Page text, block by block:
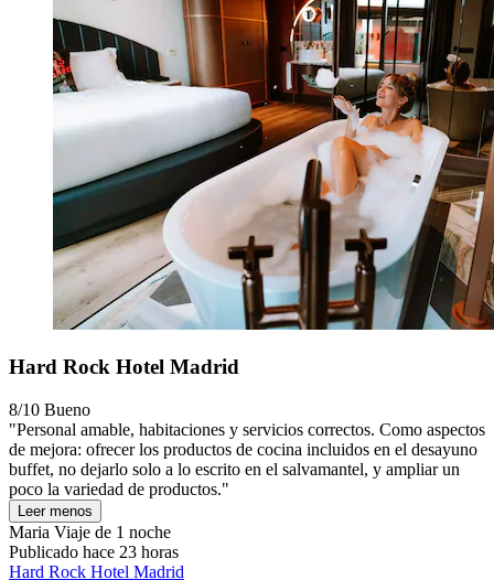
Hard Rock Hotel Madrid
8/10 Bueno
"Personal amable, habitaciones y servicios correctos. Como aspectos
de mejora: ofrecer los productos de cocina incluidos en el desayuno
buffet, no dejarlo solo a lo escrito en el salvamantel, y ampliar un
poco la variedad de productos."
Leer menos
Maria Viaje de 1 noche
Publicado hace 23 horas
Hard Rock Hotel Madrid